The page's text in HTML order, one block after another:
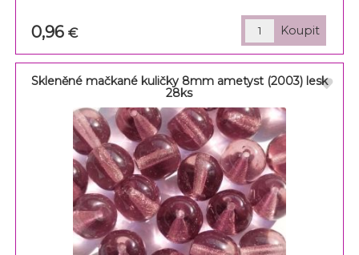
0,96€
Skleněné mačkané kuličky 8mm ametyst (2003) lesk
28ks